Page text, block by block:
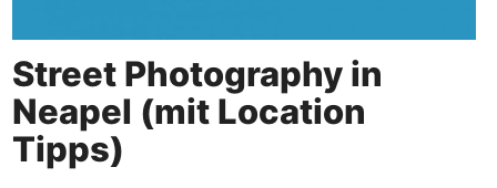
Street Photography in
Neapel (mit Location
Tipps)